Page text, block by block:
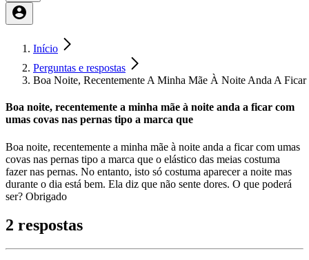
Início
Perguntas e respostas
Boa Noite, Recentemente A Minha Mãe À Noite Anda A
Boa noite, recentemente a minha mãe à noite anda a ficar com
umas covas nas pernas tipo a marca que
Boa noite, recentemente a minha mãe à noite anda a ficar com umas
covas nas pernas tipo a marca que o elástico das meias costuma
fazer nas pernas. No entanto, isto só costuma aparecer a noite mas
durante o dia está bem. Ela diz que não sente dores. O que poderá
ser? Obrigado
2 respostas